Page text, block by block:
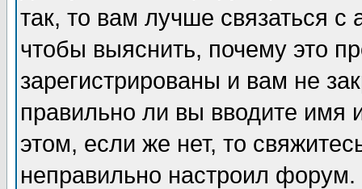
так, то вам лучше связаться
чтобы выяснить, почему это
зарегистрированы и вам не
правильно ли вы вводите
этом, если же нет, то
неправильно настроил форум.